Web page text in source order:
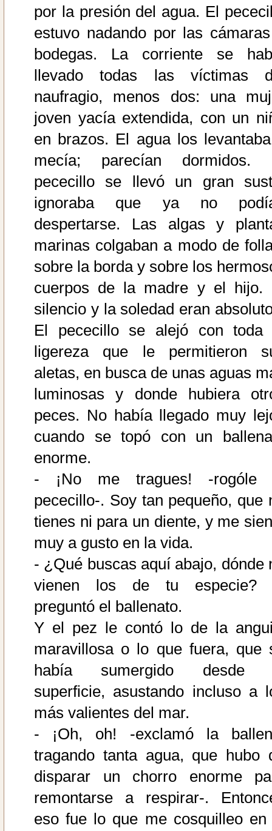
por la presión del agua. El
estuvo nadando por las
bodegas. La corriente se
llevado todas las víctimas
naufragio, menos dos: una
joven yacía extendida, con un
en brazos. El agua los
mecía; parecían dormidos.
pececillo se llevó un gran
ignoraba que ya no
despertarse. Las algas y
marinas colgaban a modo de
sobre la borda y sobre los
cuerpos de la madre y el hijo.
silencio y la soledad eran
El pececillo se alejó con toda
ligereza que le permitieron
aletas, en busca de unas aguas
luminosas y donde hubiera
peces. No había llegado muy
cuando se topó con un
enorme.
- ¡No me tragues! -rogóle
pececillo-. Soy tan pequeño, que
tienes ni para un diente, y me
muy a gusto en la vida.
- ¿Qué buscas aquí abajo, dónde
vienen los de tu especie?
preguntó el ballenato.
Y el pez le contó lo de la
maravillosa o lo que fuera, que
había sumergido desde
superficie, asustando incluso a
más valientes del mar.
- ¡Oh, oh! -exclamó la
tragando tanta agua, que hubo
disparar un chorro enorme
remontarse a respirar-.
eso fue lo que me cosquilleo en